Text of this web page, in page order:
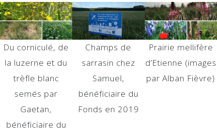
Du corniculé, de
la luzerne et du
trèfle blanc
semés par
Gaetan,
bénéficiaire du
Champs de
sarrasin chez
Samuel,
bénéficiaire du
Fonds en 2019
Prairie mellifère
d’Etienne (images
par Alban Fièvre)